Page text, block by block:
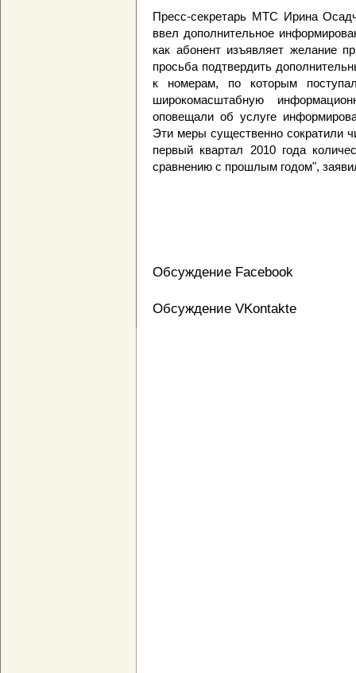
Пресс-секретарь МТС Ирина
ввел дополнительное
как абонент изъявляет желание
просьба подтвердить
к номерам, по которым
широкомасштабную
оповещали об услуге
Эти меры существенно сократили
первый квартал 2010 года
сравнению с прошлым годом",
Обсуждение Facebook
Обсуждение VKontakte